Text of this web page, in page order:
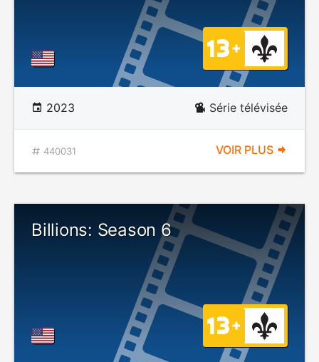
2023 Série télévisée
440031 VOIR PLUS
Billions: Season 6